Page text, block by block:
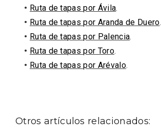
• Ruta de tapas por Ávila.
• Ruta de tapas por Aranda de Duero.
• Ruta de tapas por Palencia.
• Ruta de tapas por Toro.
• Ruta de tapas por Arévalo.
Otros artículos relacionados: